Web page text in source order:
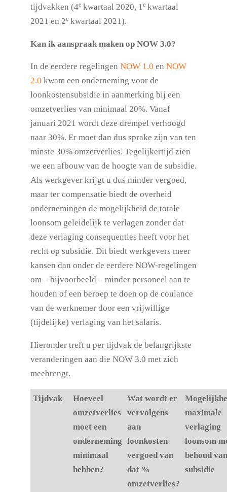
tijdvakken (4e kwartaal 2020, 1e kwartaal
2021 en 2e kwartaal 2021).
Kan ik aanspraak maken op NOW 3.0?
In de eerdere regelingen NOW 1.0 en NOW
2.0 kwam een onderneming voor de
loonkostensubsidie in aanmerking bij een
omzetverlies van minimaal 20%. Vanaf
januari 2021 wordt deze drempel verhoogd
naar 30%. Er moet dan dus sprake zijn van ten
minste 30% omzetverlies. Tegelijkertijd zien
we een afbouw van de hoogte van de subsidie.
Als werkgever krijgt u dus minder vergoed,
maar ter compensatie biedt de overheid
ondernemingen de mogelijkheid de totale
loonsom geleidelijk te verlagen zonder dat
deze verlaging consequenties heeft voor het
recht op subsidie. Dit biedt werkgevers meer
kansen dan onder de eerdere NOW-regelingen
om – bijvoorbeeld – minder personeel aan te
houden of een beroep te doen op de coulance
van de werknemer door een vrijwillige
(tijdelijke) verlaging van het salaris.
Hieronder treft u per tijdvak de belangrijkste
veranderingen aan die NOW 3.0 met zich
meebrengt.
Tijdvak
Hoeveel
omzetverlies
moet een
onderneming
minimaal
hebben?
Wat wordt er
vervolgens
aan
loonkosten
vergoed van
dat %
omzetverlies?
maximale
verlaging
loonsom
behoud van
subsidie